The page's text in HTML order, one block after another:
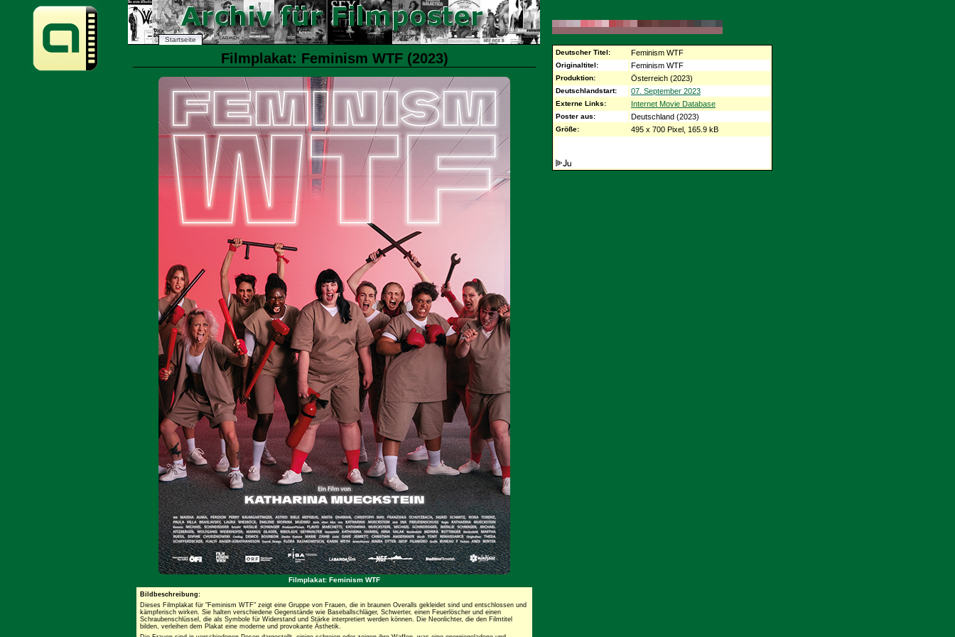
Startseite
Filmplakat: Feminism WTF (2023)
Filmplakat: Feminism WTF
Deutscher Titel: Feminism WTF
Originaltitel: Feminism WTF
Produktion: Österreich (2023)
Deutschlandstart: 07. September 2023
Externe Links: Internet Movie Database
Poster aus: Deutschland (2023)
Größe: 495 x 700 Pixel, 165.9 kB
Bildbeschreibung:
Dieses Filmplakat für "Feminism WTF" zeigt eine Gruppe von Frauen, die in braunen Overalls gekleidet sind und entschlossen und
kämpferisch wirken. Sie halten verschiedene Gegenstände wie Baseballschläger, Schwerter, einen Feuerlöscher und einen
Schraubenschlüssel, die als Symbole für Widerstand und Stärke interpretiert werden können. Die Neonlichter, die den Filmtitel
bilden, verleihen dem Plakat eine moderne und provokante Ästhetik.